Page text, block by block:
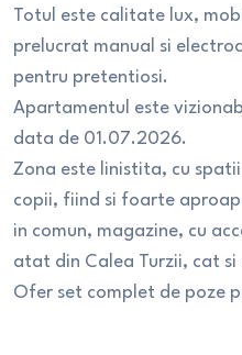
Totul este calitate lux,
prelucrat manual si
pentru pretentiosi.
Apartamentul este
data de 01.07.2026.
Zona este linistita, cu
copii, fiind si foarte
in comun, magazine, cu
atat din Calea Turzii, cat si
Ofer set complet de poze